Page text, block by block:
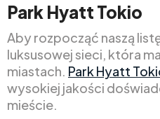
Park Hyatt Tokio
Aby rozpocząć naszą
luksusowej sieci, która
miastach. Park Hyatt
wysokiej jakości
mieście.